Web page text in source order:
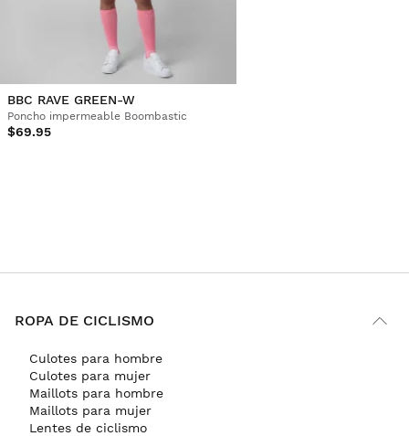
BBC RAVE GREEN-W
Poncho impermeable Boombastic
$69.95
ROPA DE CICLISMO
Culotes para hombre
Culotes para mujer
Maillots para hombre
Maillots para mujer
Lentes de ciclismo